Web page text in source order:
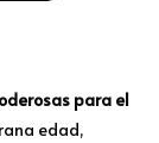
para el
edad,